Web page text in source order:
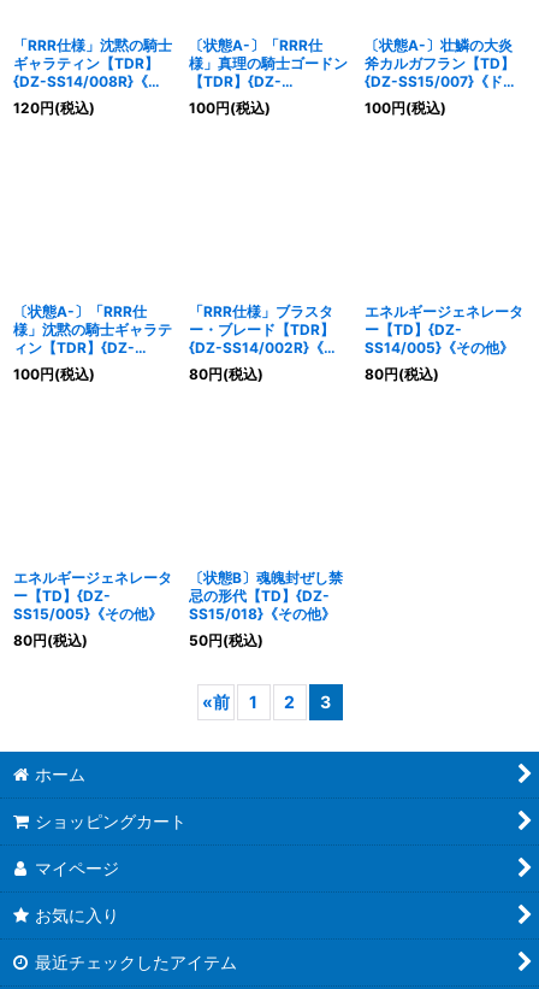
「RRR仕様」沈黙の騎士
ギャラティン【TDR】
{DZ-SS14/008R}《ケ
テルサンクチュアリ》
120円(税込)
〔状態A-〕「RRR仕
様」真理の騎士ゴードン
【TDR】{DZ-
SS14/007R}《ケテルサ
ンクチュアリ》
100円(税込)
〔状態A-〕壮鱗の大炎
斧カルガフラン【TD】
{DZ-SS15/007}《ドラ
ゴンエンパイア》
100円(税込)
〔状態A-〕「RRR仕
様」沈黙の騎士ギャラテ
ィン【TDR】{DZ-
SS14/008R}《ケテルサ
ンクチュアリ》
100円(税込)
「RRR仕様」ブラスタ
ー・ブレード【TDR】
{DZ-SS14/002R}《ケ
テルサンクチュアリ》
80円(税込)
エネルギージェネレータ
ー【TD】{DZ-
SS14/005}《その他》
80円(税込)
エネルギージェネレータ
ー【TD】{DZ-
SS15/005}《その他》
80円(税込)
〔状態B〕魂魄封ぜし禁
忌の形代【TD】{DZ-
SS15/018}《その他》
50円(税込)
«前 1 2 3
ホーム
ショッピングカート
マイページ
お気に入り
最近チェックしたアイテム